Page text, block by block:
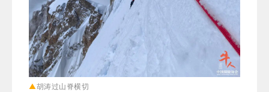
▲胡涛过山脊横切